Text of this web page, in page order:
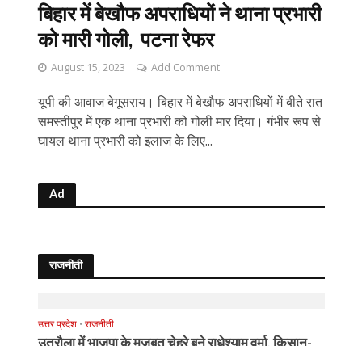
बिहार में बेखौफ अपराधियों ने थाना प्रभारी
को मारी गोली, पटना रेफर
August 15, 2023 Add Comment
यूपी की आवाज बेगूसराय। बिहार में बेखौफ अपराधियों में बीते रात
समस्तीपुर में एक थाना प्रभारी को गोली मार दिया। गंभीर रूप से
घायल थाना प्रभारी को इलाज के लिए...
Ad
राजनीती
उत्तर प्रदेश • राजनीती
उतरौला में भाजपा के मजबूत चेहरे बने राधेश्याम वर्मा, किसान-